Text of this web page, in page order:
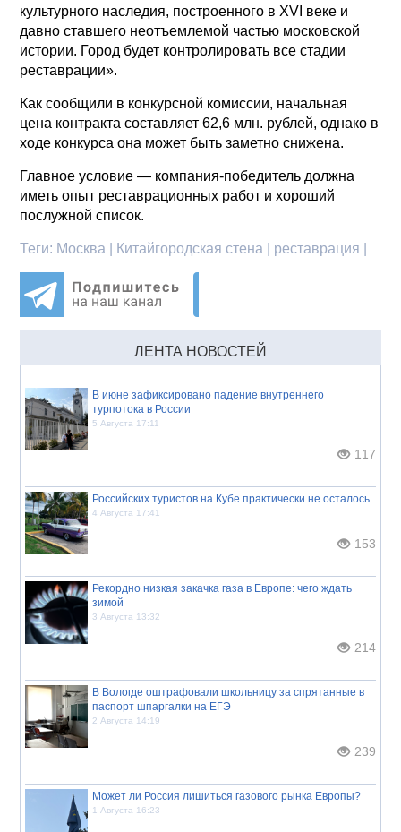
культурного наследия, построенного в XVI веке и
давно ставшего неотъемлемой частью московской
истории. Город будет контролировать все стадии
реставрации».
Как сообщили в конкурсной комиссии, начальная
цена контракта составляет 62,6 млн. рублей, однако в
ходе конкурса она может быть заметно снижена.
Главное условие — компания-победитель должна
иметь опыт реставрационных работ и хороший
послужной список.
Теги: Москва | Китайгородская стена | реставрация |
ЛЕНТА НОВОСТЕЙ
В июне зафиксировано падение внутреннего
турпотока в России
5 Августа 17:11
117
Российских туристов на Кубе практически не осталось
4 Августа 17:41
153
Рекордно низкая закачка газа в Европе: чего ждать
зимой
3 Августа 13:32
214
В Вологде оштрафовали школьницу за спрятанные в
паспорт шпаргалки на ЕГЭ
2 Августа 14:19
239
Может ли Россия лишиться газового рынка Европы?
1 Августа 16:23